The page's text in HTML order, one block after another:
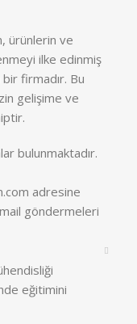
ürünlerin ve
ilke edinmiş
firmadır. Bu
gelişime ve
bulunmaktadır.
adresine
göndermeleri
eğitimini